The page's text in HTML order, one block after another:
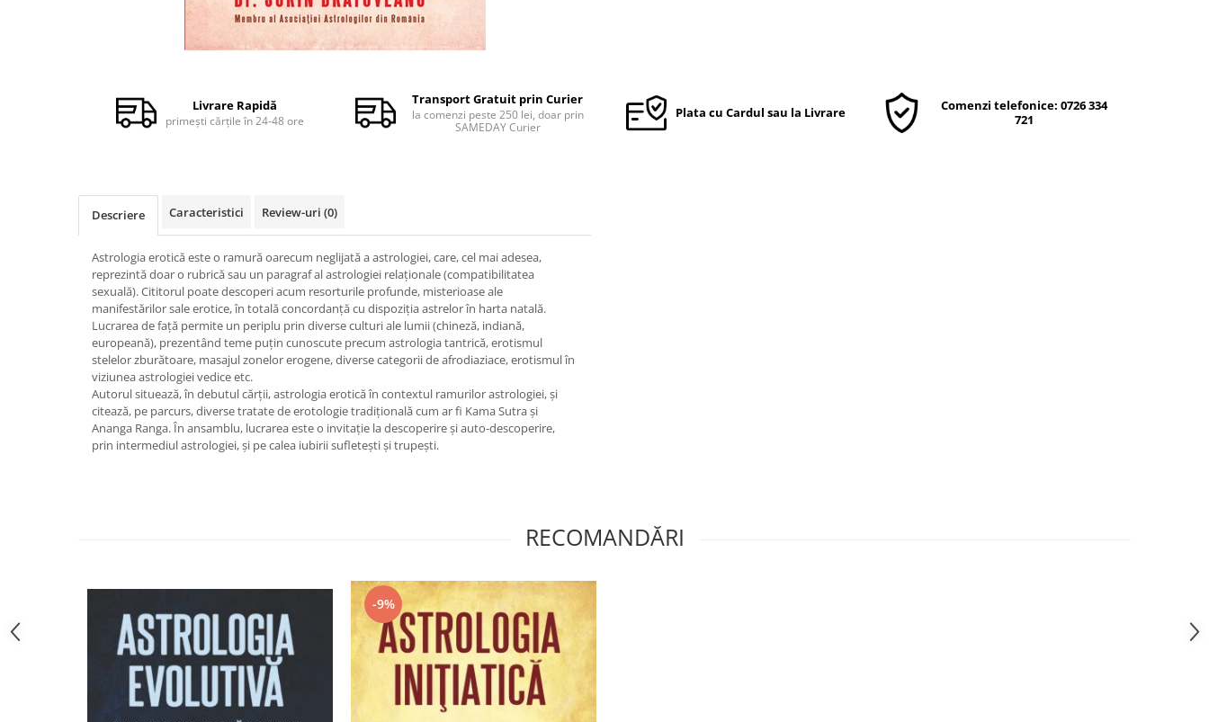
Alimentație
Relații de cuplu
Psihologie practică
Lumea îngerilor
Seria Masaru Emoto
Supă de pui pentru suflet
Yoga
Spiritualitate şi ştiinţă
Facebook
Livrare Rapidă
primești cărțile în 24-48 ore
Transport Gratuit prin Curier
la comenzi peste 250 lei, doar prin
SAMEDAY Curier
Plata cu Cardul sau la Livrare
Comenzi telefonice: 0726 334
721
Descriere Caracteristici Review-uri (0)
Astrologia erotică este o ramură oarecum neglijată a astrologiei, care, cel mai adesea,
reprezintă doar o rubrică sau un paragraf al astrologiei relaţionale (compatibilitatea
sexuală). Cititorul poate descoperi acum resorturile profunde, misterioase ale
manifestărilor sale erotice, în totală concordanţă cu dispoziţia astrelor în harta natală.
Lucrarea de faţă permite un periplu prin diverse culturi ale lumii (chineză, indiană,
europeană), prezentând teme puţin cunoscute precum astrologia tantrică, erotismul
stelelor zburătoare, masajul zonelor erogene, diverse categorii de afrodiaziace, erotismul în
viziunea astrologiei vedice etc.
Autorul situează, în debutul cărţii, astrologia erotică în contextul ramurilor astrologiei, şi
citează, pe parcurs, diverse tratate de erotologie tradiţională cum ar fi Kama Sutra şi
Ananga Ranga. În ansamblu, lucrarea este o invitaţie la descoperire şi auto-descoperire,
prin intermediul astrologiei, şi pe calea iubirii sufleteşti şi trupeşti.
RECOMANDĂRI
-9%